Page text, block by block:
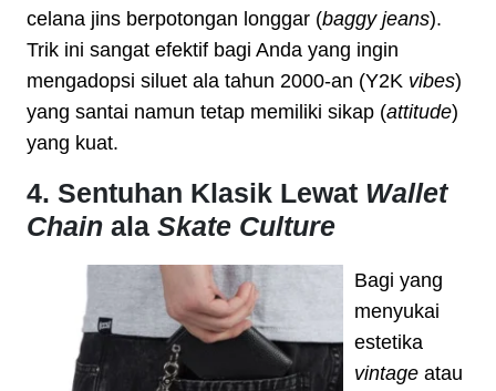
celana jins berpotongan longgar (baggy jeans).
Trik ini sangat efektif bagi Anda yang ingin
mengadopsi siluet ala tahun 2000-an (Y2K vibes)
yang santai namun tetap memiliki sikap (attitude)
yang kuat.
4. Sentuhan Klasik Lewat Wallet
Chain ala Skate Culture
Bagi yang
menyukai
estetika
vintage atau